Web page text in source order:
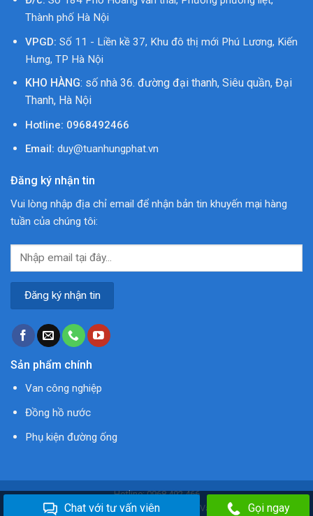
Thành phố Hà Nội
VPGD: Số 11 - Liền kề 37, Khu đô thị mới Phú Lương, Kiến
Hưng, TP Hà Nội
KHO HÀNG: số nhà 36. đường đại thanh, Siêu quần, Đại
Thanh, Hà Nội
Hotline: 0968492466
Email: duy@tuanhungphat.vn
Đăng ký nhận tin
Vui lòng nhập địa chỉ email để nhận bản tin khuyến mại hàng
tuần của chúng tôi:
Sản phẩm chính
Van công nghiệp
Đồng hồ nước
Phụ kiện đường ống
Hotline: 0968.492.466
Copyright 2026 ©Van Nước. A member of Vannuoccongnghiep
Chat với tư vấn viên Gọi ngay